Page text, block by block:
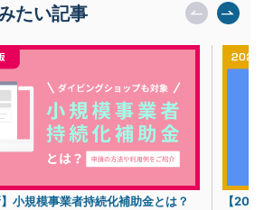
たい記事
小規模事業者持続化補助金とは？
【